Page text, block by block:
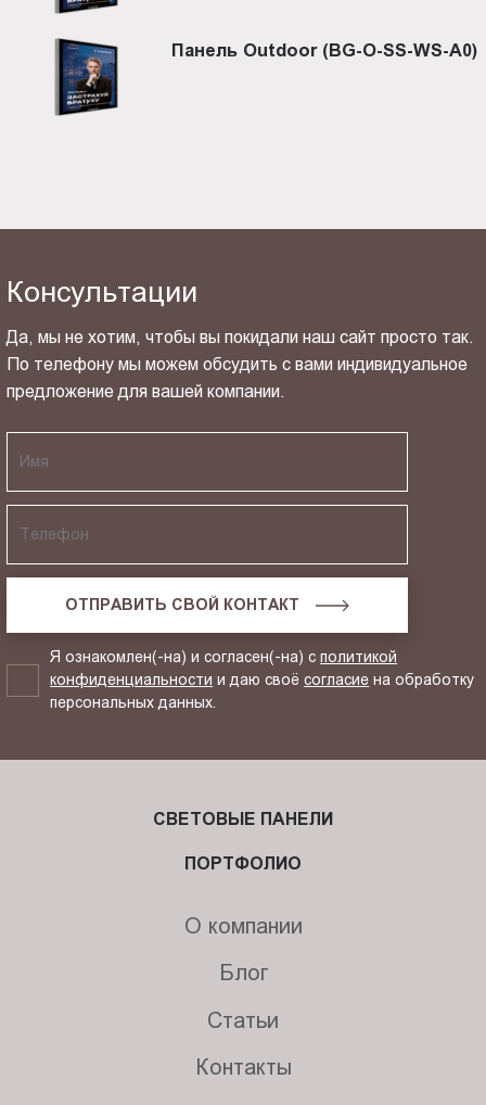
Панель Outdoor (BG-O-SS-WS-A0)
Консультации
Да, мы не хотим, чтобы вы покидали наш сайт просто так.
По телефону мы можем обсудить с вами индивидуальное
предложение для вашей компании.
ОТПРАВИТЬ СВОЙ КОНТАКТ
Я ознакомлен(-на) и согласен(-на) сполитикой
конфиденциальности и даю своёсогласие на обработку
персональных данных.
СВЕТОВЫЕ ПАНЕЛИ
ПОРТФОЛИО
О компании
Блог
Статьи
Контакты